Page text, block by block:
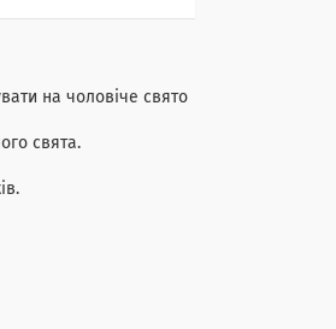
на чоловіче свято
свята.